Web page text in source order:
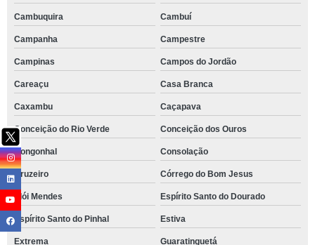
Cambuquira Cambuí
Campanha Campestre
Campinas Campos do Jordão
Careaçu Casa Branca
Caxambu Caçapava
Conceição do Rio Verde Conceição dos Ouros
Congonhal Consolação
Cruzeiro Córrego do Bom Jesus
Elói Mendes Espírito Santo do Dourado
Espírito Santo do Pinhal Estiva
Extrema Guaratinguetá